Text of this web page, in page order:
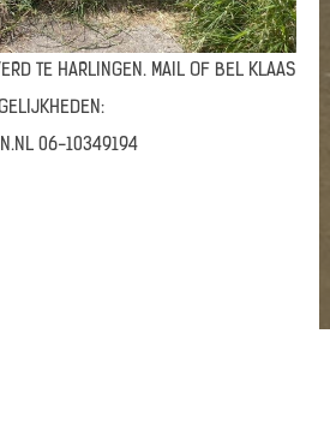
TE HARLINGEN. MAIL OF BEL KLAAS
06-10349194